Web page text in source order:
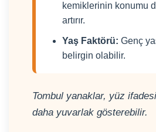
kemiklerinin konumu
artırır.
Yaş Faktörü: Genç
belirgin olabilir.
Tombul yanaklar, yüz
daha yuvarlak gösterebilir.